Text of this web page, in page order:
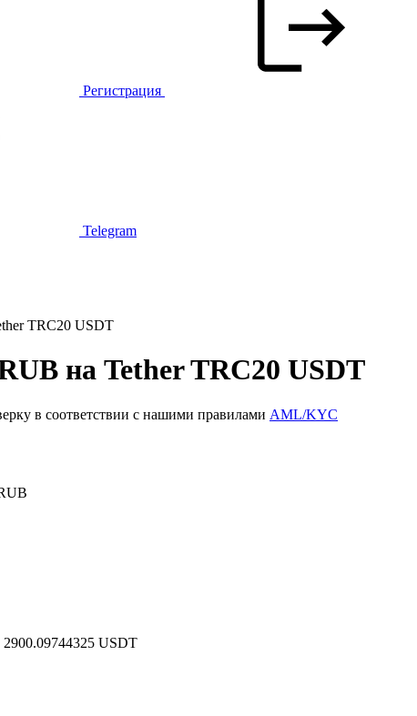
Регистрация
Telegram
TRC20 USDT
на Tether TRC20 USDT
в соответствии с нашими правилами AML/KYC
2900.09744325 USDT